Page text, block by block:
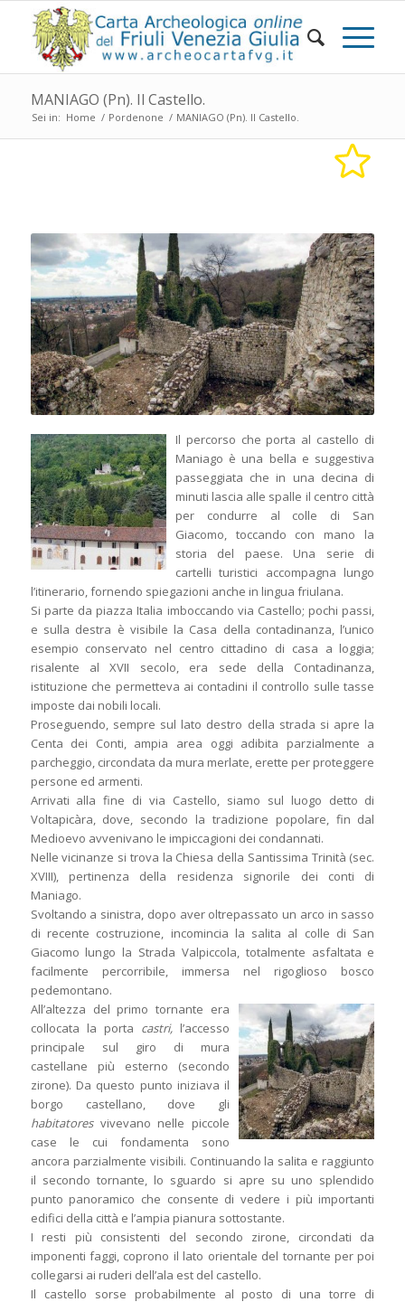
MANIAGO (Pn). Il Castello.
Sei in: Home / Pordenone / MANIAGO (Pn). Il Castello.
Il percorso che porta al castello di
Maniago è una bella e suggestiva
passeggiata che in una decina di
minuti lascia alle spalle il centro città
per condurre al colle di San
Giacomo, toccando con mano la
storia del paese. Una serie di
cartelli turistici accompagna lungo
l’itinerario, fornendo spiegazioni anche in lingua friulana.
Si parte da piazza Italia imboccando via Castello; pochi passi,
e sulla destra è visibile la Casa della contadinanza, l’unico
esempio conservato nel centro cittadino di casa a loggia;
risalente al XVII secolo, era sede della Contadinanza,
istituzione che permetteva ai contadini il controllo sulle tasse
imposte dai nobili locali.
Proseguendo, sempre sul lato destro della strada si apre la
Centa dei Conti, ampia area oggi adibita parzialmente a
parcheggio, circondata da mura merlate, erette per proteggere
persone ed armenti.
Arrivati alla fine di via Castello, siamo sul luogo detto di
Voltapicàra, dove, secondo la tradizione popolare, fin dal
Medioevo avvenivano le impiccagioni dei condannati.
Nelle vicinanze si trova la Chiesa della Santissima Trinità (sec.
XVIII), pertinenza della residenza signorile dei conti di
Maniago.
Svoltando a sinistra, dopo aver oltrepassato un arco in sasso
di recente costruzione, incomincia la salita al colle di San
Giacomo lungo la Strada Valpiccola, totalmente asfaltata e
facilmente percorribile, immersa nel rigoglioso bosco
pedemontano.
All’altezza del primo tornante era
collocata la porta castri, l’accesso
principale sul giro di mura
castellane più esterno (secondo
zirone). Da questo punto iniziava il
borgo castellano, dove gli
habitatores vivevano nelle piccole
case le cui fondamenta sono
ancora parzialmente visibili. Continuando la salita e raggiunto
il secondo tornante, lo sguardo si apre su uno splendido
punto panoramico che consente di vedere i più importanti
edifici della città e l’ampia pianura sottostante.
I resti più consistenti del secondo zirone, circondati da
imponenti faggi, coprono il lato orientale del tornante per poi
collegarsi ai ruderi dell’ala est del castello.
Il castello sorse probabilmente al posto di una torre di